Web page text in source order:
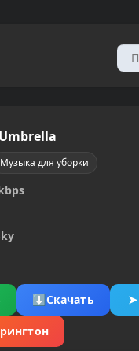
Музыка для уборки
⬇Скачать ➤